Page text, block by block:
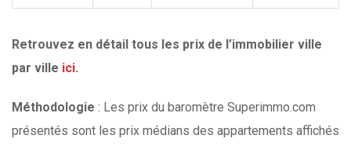
Retrouvez en détail tous les prix de l’immobilier ville
par ville ici.
Méthodologie : Les prix du baromètre Superimmo.com
présentés sont les prix médians des appartements affichés